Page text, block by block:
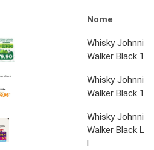
Nome
Whisky Johnnie
Walker Black 1 l
Whisky Johnnie
Walker Black 1 l
Whisky Johnnie
Walker Black
l